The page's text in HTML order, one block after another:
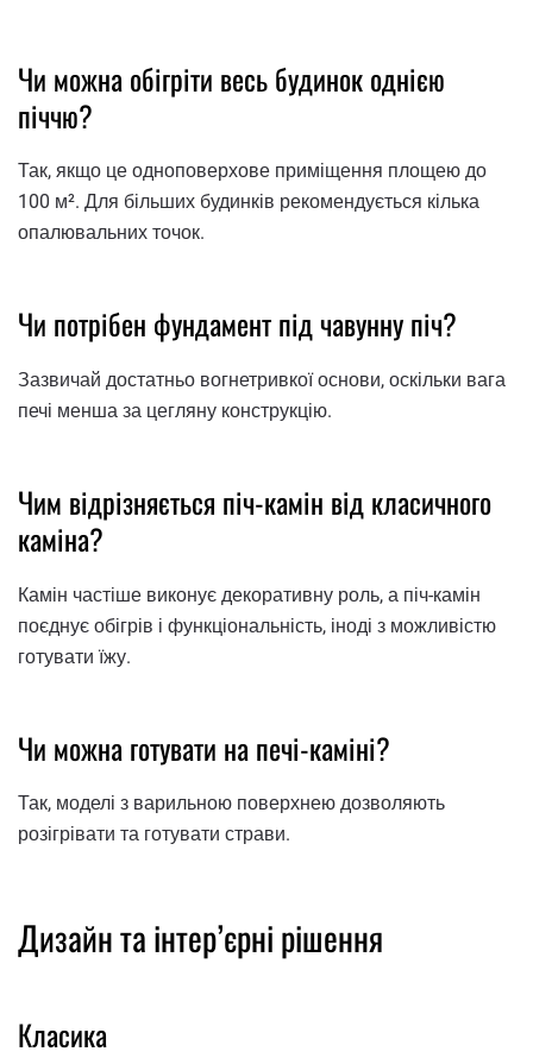
Чи можна обігріти весь будинок однією
піччю?
Так, якщо це одноповерхове приміщення площею до
100 м². Для більших будинків рекомендується кілька
опалювальних точок.
Чи потрібен фундамент під чавунну піч?
Зазвичай достатньо вогнетривкої основи, оскільки вага
печі менша за цегляну конструкцію.
Чим відрізняється піч-камін від класичного
каміна?
Камін частіше виконує декоративну роль, а піч-камін
поєднує обігрів і функціональність, іноді з можливістю
готувати їжу.
Чи можна готувати на печі-каміні?
Так, моделі з варильною поверхнею дозволяють
розігрівати та готувати страви.
Дизайн та інтер’єрні рішення
Класика